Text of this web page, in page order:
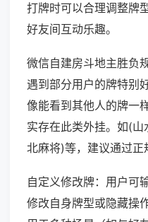
打牌时可以合理调整牌
好友间互动乐趣。
微信自建房斗地主胜负
遇到部分用户的牌特别
像能看到其他人的牌一
实存在此类外挂。如(
北麻将)等，建议通过正
自定义修改牌：用户可
修改自身牌型或隐藏操